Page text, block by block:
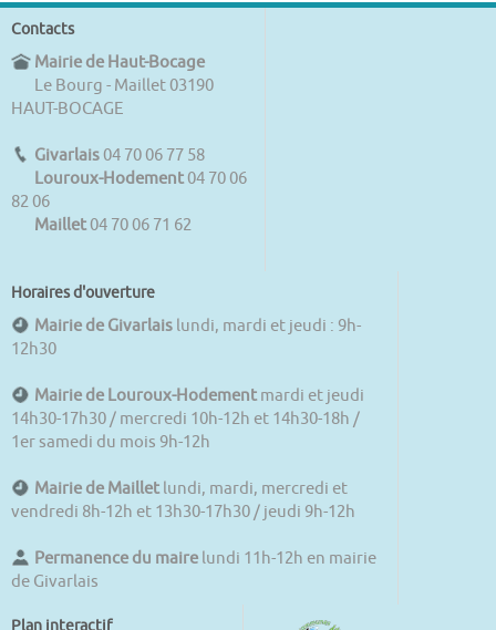
Contacts
Mairie de Haut-Bocage
Le Bourg - Maillet 03190
HAUT-BOCAGE
Givarlais 04 70 06 77 58
Louroux-Hodement 04 70 06
82 06
Maillet 04 70 06 71 62
Horaires d'ouverture
Mairie de Givarlais lundi, mardi et jeudi : 9h-
12h30
Mairie de Louroux-Hodement mardi et jeudi
14h30-17h30 / mercredi 10h-12h et 14h30-18h /
1er samedi du mois 9h-12h
Mairie de Maillet lundi, mardi, mercredi et
vendredi 8h-12h et 13h30-17h30 / jeudi 9h-12h
Permanence du maire lundi 11h-12h en mairie
de Givarlais